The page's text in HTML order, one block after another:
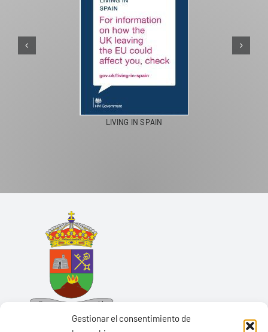
Gestionar el consentimiento de
LIVING IN SPAIN